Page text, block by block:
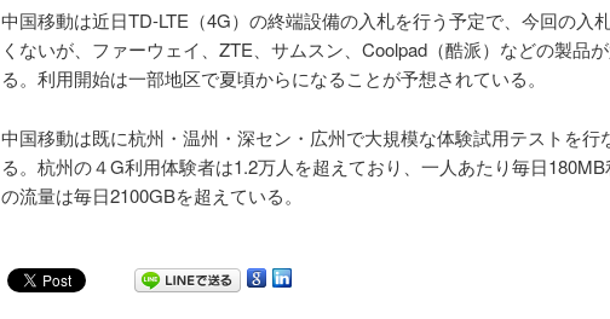
中国移動は近日TD-LTE（4G）の終端設備の入札を行う予定で、今回の入
くないが、ファーウェイ、ZTE、サムスン、Coolpad（酷派）などの製品
る。利用開始は一部地区で夏頃からになることが予想されている。
中国移動は既に杭州・温州・深セン・広州で大規模な体験試用テストを行
る。杭州の４G利用体験者は1.2万人を超えており、一人あたり毎日
の流量は毎日2100GBを超えている。